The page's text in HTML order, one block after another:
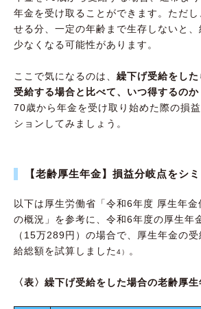
年金を受け取ることができます。ただ
せる分、一定の年齢まで生存しないと
少なくなる可能性があります。
ここで気になるのは、 繰下げ受給をし
受給する場合と比べて、いつ得するのか
70歳から年金を受け取り始めた際の損
ションしてみましょう。
【老齢厚生年金】損益分岐点をシ
以下は厚生労働省「令和6年度 厚生年
の概況」を参考に、令和6年度の厚生年
（15万289円）の場合で、厚生年金の
給総額を試算しました4） 。
〈表〉繰下げ受給をした場合の老齢厚